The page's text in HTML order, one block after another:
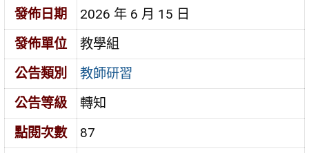
發佈日期
2026 年 6 月 15 日
發佈單位
教學組
公告類別
教師研習
公告等級
轉知
點閱次數
87